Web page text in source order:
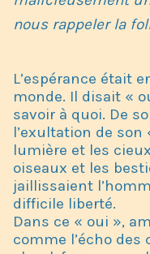
nous rappeler la
L’espérance était
monde. Il disait «
savoir à quoi. De
l’exultation de
lumière et les
oiseaux et les
jaillissaient
difficile liberté.
Dans ce « oui »,
comme l’écho